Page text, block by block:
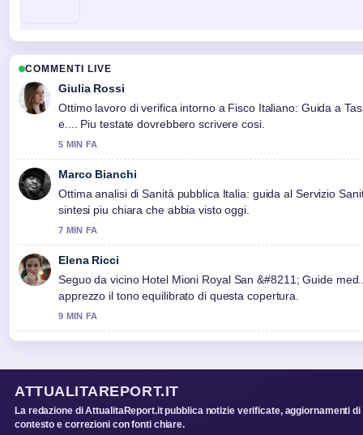
COMMENTI LIVE
Giulia Rossi
Ottimo lavoro di verifica intorno a Fisco Italiano: Guida a
e.... Piu testate dovrebbero scrivere cosi.
5 MIN FA
Marco Bianchi
Ottima analisi di Sanità pubblica Italia: guida al Servizio
sintesi piu chiara che abbia visto oggi.
7 MIN FA
Elena Ricci
Seguo da vicino Hotel Mioni Royal San &#8211; Guide
apprezzo il tono equilibrato di questa copertura.
9 MIN FA
ATTUALITAREPORT.IT
La redazione di AttualitaReport.it pubblica notizie verificate, aggiornamenti di
contesto e correzioni con fonti chiare.